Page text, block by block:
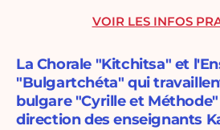
La Chorale "Kitchitsa" et
"Bulgartchéta" qui
bulgare "Cyrille et Méthode"
direction des enseignants
VOIR LES INFOS